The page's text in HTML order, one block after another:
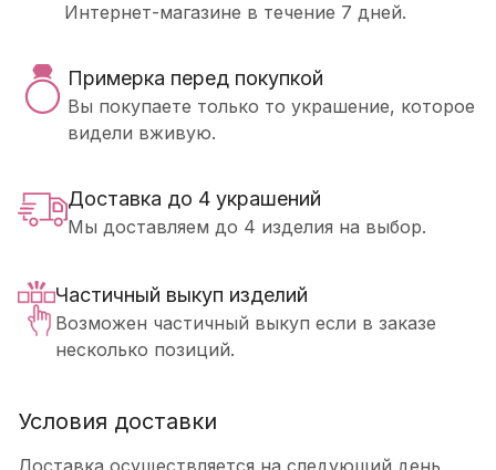
Интернет-магазине в течение 7 дней.
Примерка перед покупкой
Вы покупаете только то украшение, которое
видели вживую.
Доставка до 4 украшений
Мы доставляем до 4 изделия на выбор.
Частичный выкуп изделий
Возможен частичный выкуп если в заказе
несколько позиций.
Условия доставки